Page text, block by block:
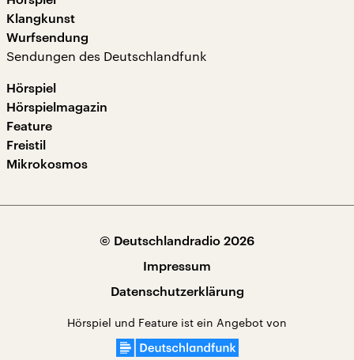
Klangkunst
Wurfsendung
Sendungen des Deutschlandfunk
Hörspiel
Hörspielmagazin
Feature
Freistil
Mikrokosmos
© Deutschlandradio 2026
Impressum
Datenschutzerklärung
Hörspiel und Feature ist ein Angebot von